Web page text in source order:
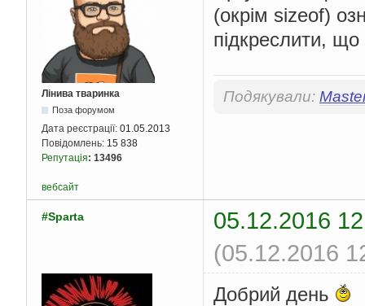
Лінива тваринка
Поза форумом
Дата реєстрації: 01.05.2013
Повідомлень: 15 838
Репутація: 13496
(окрім sizeof)
підкреслити,
Подякували:
вебсайт
#Sparta
05.12.2016
(05.12.2016
Добрий день